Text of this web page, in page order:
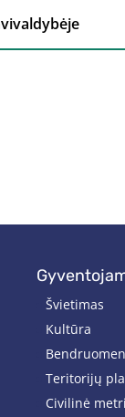
Švietimas
Kultūra
Teritorijų
Civilinė